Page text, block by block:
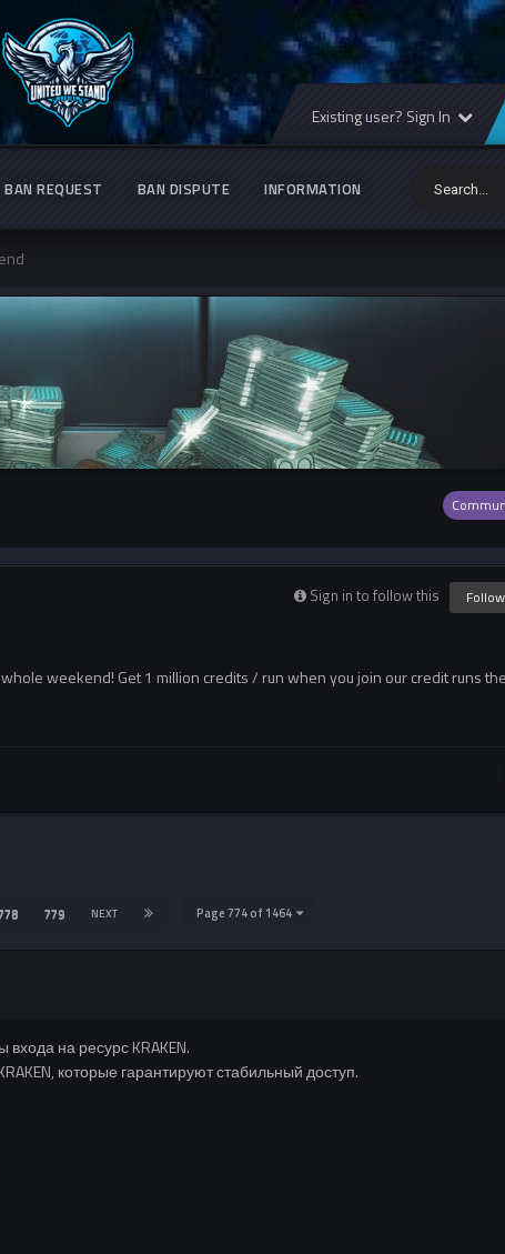
Existing user? Sign In
BAN REQUEST BAN DISPUTE INFORMATION
Sign in to follow this
weekend! Get 1 million credits / run when you join our credit runs
779 NEXT Page 774 of 1464
на ресурс KRAKEN.
которые гарантируют стабильный доступ.